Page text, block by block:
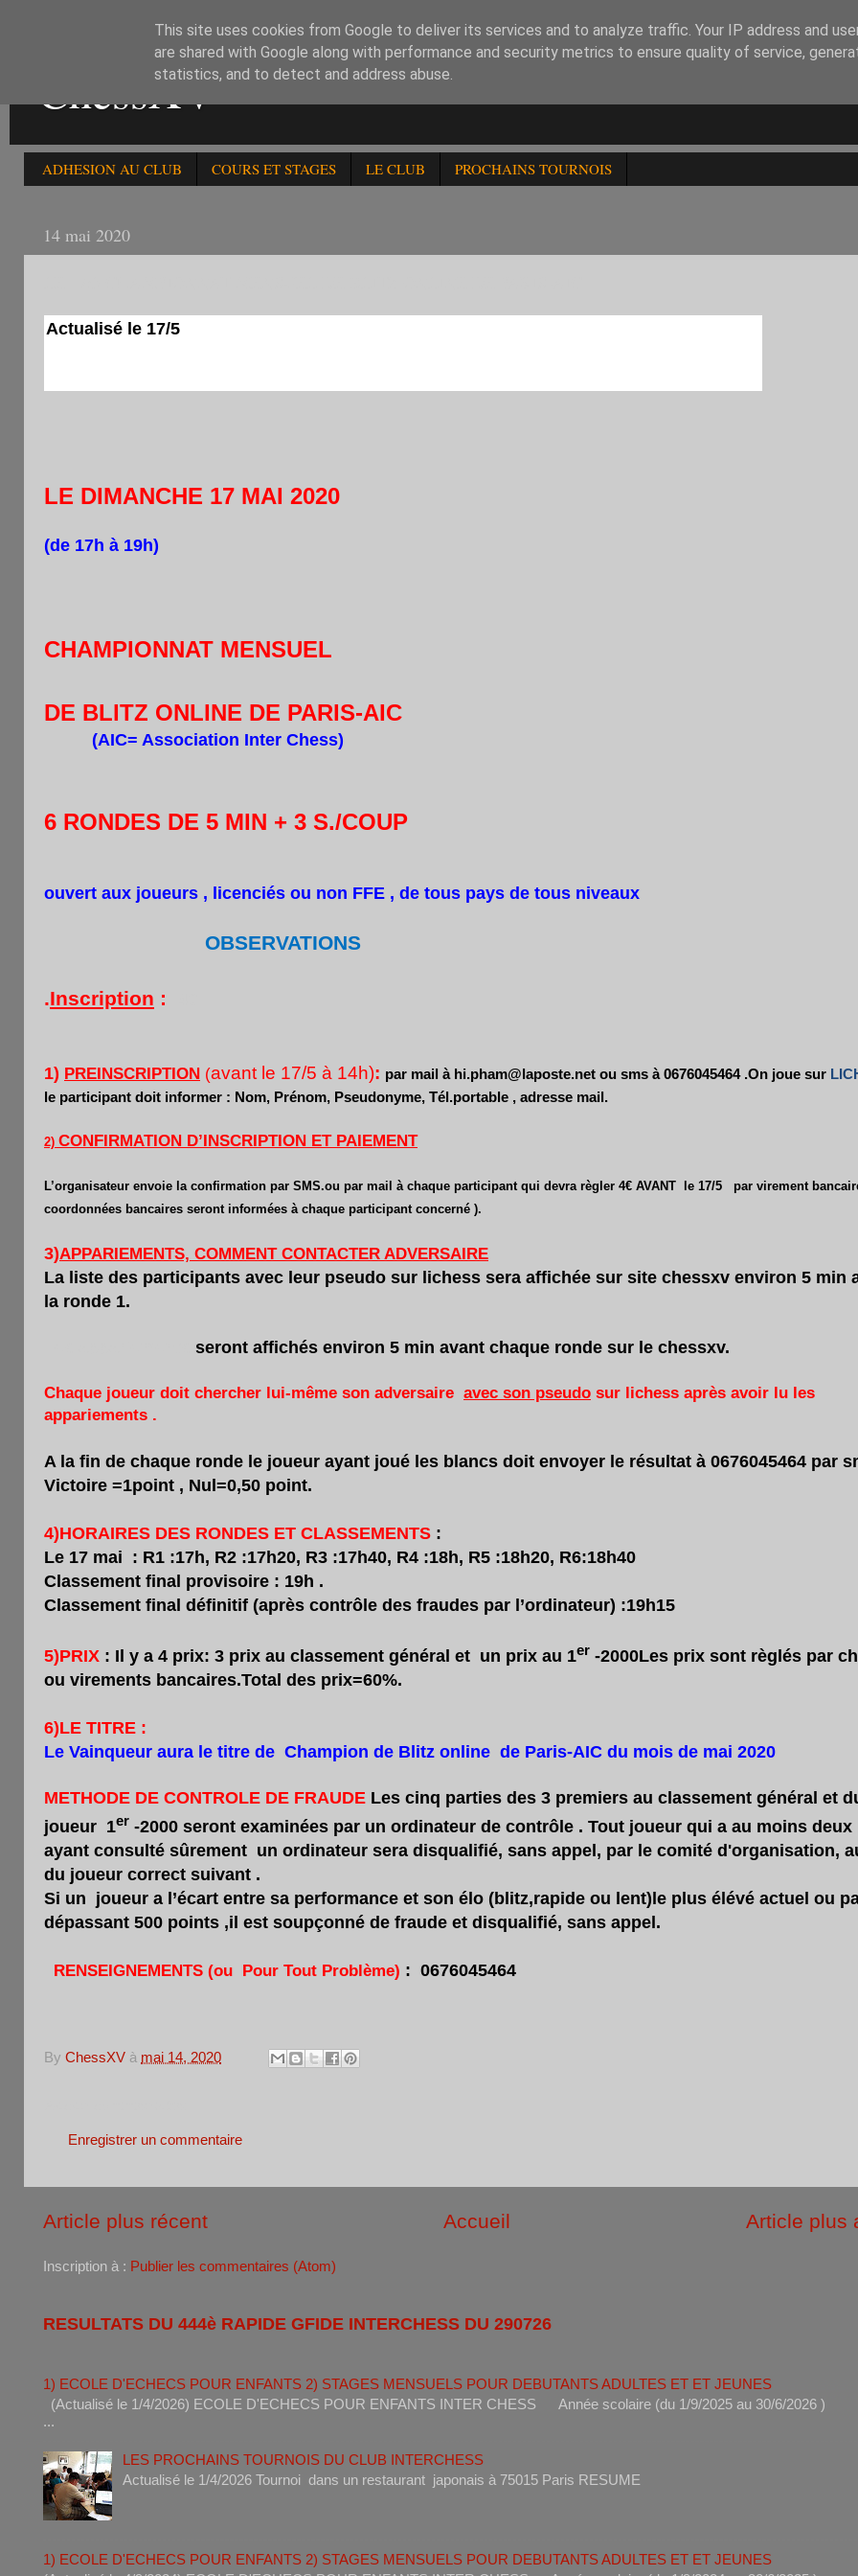
ChessXV
ADHESION AU CLUB COURS ET STAGES LE CLUB PROCHAINS TOURNOIS
14 mai 2020
Actualisé le 17/5
LE DIMANCHE 17 MAI 2020
(de 17h à 19h)
CHAMPIONNAT MENSUEL
DE BLITZ ONLINE DE PARIS-AIC
(AIC= Association Inter Chess)
6 RONDES DE 5 MIN + 3 S./COUP
ouvert aux joueurs , licenciés ou non FFE , de tous pays de tous niveaux
OBSERVATIONS
.Inscription :
1) PREINSCRIPTION (avant le 17/5 à 14h): par mail à hi.pham@laposte.net ou sms à 0676045464 .On joue sur
le participant doit informer : Nom, Prénom, Pseudonyme, Tél.portable , adresse mail.
2) CONFIRMATION D’INSCRIPTION ET PAIEMENT
L’organisateur envoie la confirmation par SMS.ou par mail à chaque participant qui devra règler 4€ AVANT le 17/5 par virement
coordonnées bancaires seront informées à chaque participant concerné ).
3)APPARIEMENTS, COMMENT CONTACTER ADVERSAIRE
La liste des participants avec leur pseudo sur lichess sera affichée sur site chessxv environ 5 min
la ronde 1.
seront affichés environ 5 min avant chaque ronde sur le chessxv.
Chaque joueur doit chercher lui-même son adversaire avec son pseudo sur lichess après avoir lu les
appariements .
A la fin de chaque ronde le joueur ayant joué les blancs doit envoyer le résultat à 0676045464 par
Victoire =1point , Nul=0,50 point.
4)HORAIRES DES RONDES ET CLASSEMENTS :
Le 17 mai : R1 :17h, R2 :17h20, R3 :17h40, R4 :18h, R5 :18h20, R6:18h40
Classement final provisoire : 19h .
Classement final définitif (après contrôle des fraudes par l’ordinateur) :19h15
5)PRIX : Il y a 4 prix: 3 prix au classement général et un prix au 1er -2000Les prix sont règlés par
ou virements bancaires.Total des prix=60%.
6)LE TITRE :
Le Vainqueur aura le titre de Champion de Blitz online de Paris-AIC du mois de mai 2020
METHODE DE CONTROLE DE FRAUDE Les cinq parties des 3 premiers au classement général et
joueur 1er -2000 seront examinées par un ordinateur de contrôle . Tout joueur qui a au moins deux
ayant consulté sûrement un ordinateur sera disqualifié, sans appel, par le comité d'organisation,
du joueur correct suivant .
Si un joueur a l’écart entre sa performance et son élo (blitz,rapide ou lent)le plus élévé actuel ou
dépassant 500 points ,il est soupçonné de fraude et disqualifié, sans appel.
RENSEIGNEMENTS (ou Pour Tout Problème) : 0676045464
By ChessXV à mai 14, 2020
Enregistrer un commentaire
Article plus récent Article plus
Accueil
Inscription à : Publier les commentaires (Atom)
RESULTATS DU 444è RAPIDE GFIDE INTERCHESS DU 290726
1) ECOLE D'ECHECS POUR ENFANTS 2) STAGES MENSUELS POUR DEBUTANTS ADULTES ET ET JEUNES
(Actualisé le 1/4/2026) ECOLE D'ECHECS POUR ENFANTS INTER CHESS Année scolaire (du 1/9/2025 au 30/
...
LES PROCHAINS TOURNOIS DU CLUB INTERCHESS
Actualisé le 1/4/2026 Tournoi dans un restaurant japonais à 75015 Paris
1) ECOLE D'ECHECS POUR ENFANTS 2) STAGES MENSUELS POUR DEBUTANTS ADULTES ET ET JEUNES
This site uses cookies from Google to deliver its services and to analyze traffic. Your IP address and
are shared with Google along with performance and security metrics to ensure quality of service,
statistics, and to detect and address abuse.